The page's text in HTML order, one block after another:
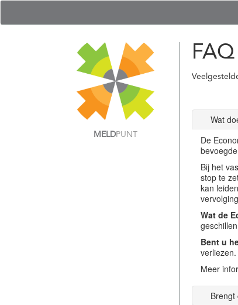
MELDPUNT
FAQ
Wat
De
Bij het
stop te
kan
Wat de
Bent u
Meer